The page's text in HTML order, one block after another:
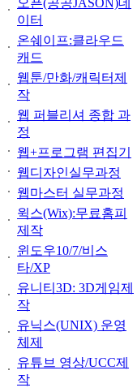
오픈(공공JASON)데
이터
온쉐이프:클라우드
캐드
웹툰/만화/캐릭터제
작
웹 퍼블리셔 종합 과
정
웹+프로그램 편집기
웹디자인실무과정
웹마스터 실무과정
윅스(Wix):무료홈피
제작
윈도우10/7/비스
타/XP
유니티3D: 3D게임제
작
유닉스(UNIX) 운영
체제
유튜브 영상/UCC제
작